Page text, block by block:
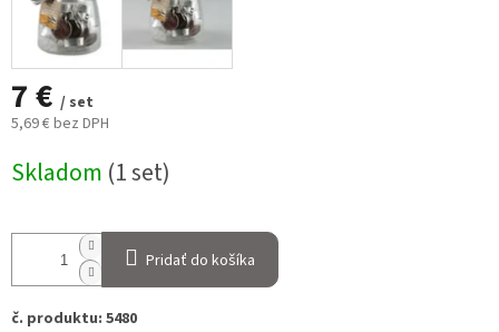
7 € / set
5,69 € bez DPH
cena:
Skladom (1 set)
Pridať do košíka
č. produktu: 5480